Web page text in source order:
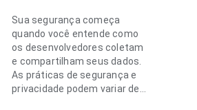
Sua segurança começa
quando você entende como
os desenvolvedores coletam
e compartilham seus dados.
As práticas de segurança e
privacidade podem variar de